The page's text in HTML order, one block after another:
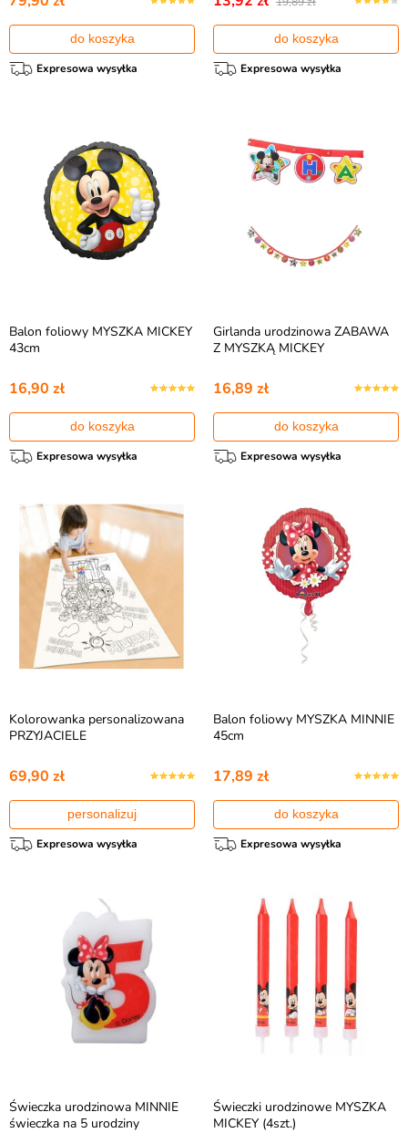
do koszyka
Expresowa wysyłka
do koszyka
Expresowa wysyłka
Balon foliowy MYSZKA MICKEY
43cm
16,90 zł
do koszyka
Expresowa wysyłka
Girlanda urodzinowa ZABAWA
Z MYSZKĄ MICKEY
16,89 zł
do koszyka
Expresowa wysyłka
Kolorowanka personalizowana
PRZYJACIELE
69,90 zł
personalizuj
Expresowa wysyłka
Balon foliowy MYSZKA MINNIE
45cm
17,89 zł
do koszyka
Expresowa wysyłka
Świeczka urodzinowa MINNIE
świeczka na 5 urodziny
Świeczki urodzinowe MYSZKA
MICKEY (4szt.)